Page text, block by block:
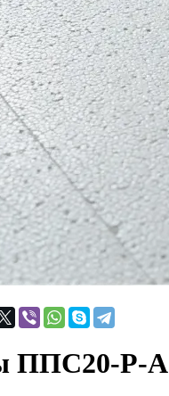
ППС20-Р-А